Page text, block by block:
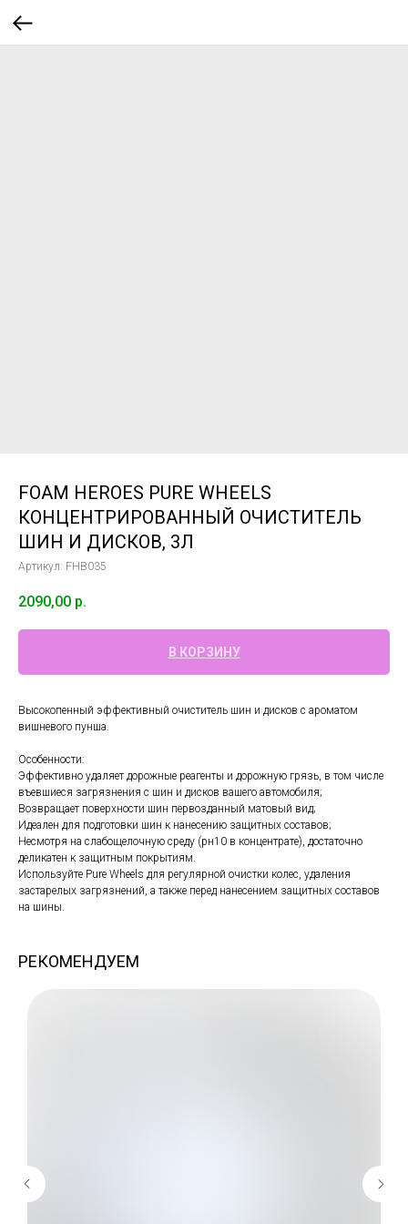
FOAM HEROES PURE WHEELS
КОНЦЕНТРИРОВАННЫЙ ОЧИСТИТЕЛЬ
ШИН И ДИСКОВ, 3Л
Артикул: FHB035
2090,00 р.
В КОРЗИНУ
Высокопенный эффективный очиститель шин и дисков с ароматом
вишневого пунша.
Особенности:
Эффективно удаляет дорожные реагенты и дорожную грязь, в том числе
въевшиеся загрязнения с шин и дисков вашего автомобиля;
Возвращает поверхности шин первозданный матовый вид;
Идеален для подготовки шин к нанесению защитных составов;
Несмотря на слабощелочную среду (рн10 в концентрате), достаточно
деликатен к защитным покрытиям.
Используйте Pure Wheels для регулярной очистки колес, удаления
застарелых загрязнений, а также перед нанесением защитных составов
на шины.
РЕКОМЕНДУЕМ